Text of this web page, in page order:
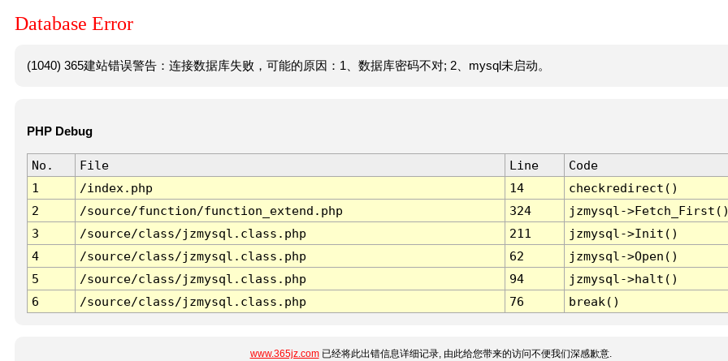
Database Error
(1040) 365建站错误警告：连接数据库失败，可能的原因：1、数据库密码不对; 2、mysql未启动。
PHP Debug
No. File Line
Code
1
/index.php 14
checkredirect()
2
/source/function/function_extend.php 324
jzmysql-
3
/source/class/jzmysql.class.php 211
jzmysql->Init()
4
/source/class/jzmysql.class.php 62
jzmysql->Open()
5
/source/class/jzmysql.class.php 94
jzmysql->halt()
6
/source/class/jzmysql.class.php 76 break()
www.365jz.com已经将此出错信息详细记录, 由此给您带来的访问不便我们深感歉意.